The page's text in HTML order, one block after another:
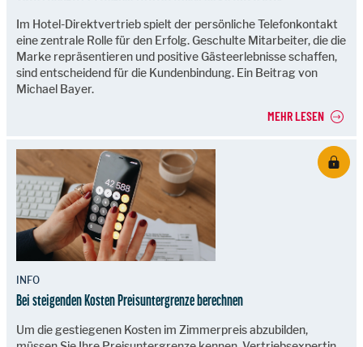
Im Hotel-Direktvertrieb spielt der persönliche Telefonkontakt
eine zentrale Rolle für den Erfolg. Geschulte Mitarbeiter, die die
Marke repräsentieren und positive Gästeerlebnisse schaffen,
sind entscheidend für die Kundenbindung. Ein Beitrag von
Michael Bayer.
MEHR LESEN
INFO
Bei steigenden Kosten Preisuntergrenze berechnen
Um die gestiegenen Kosten im Zimmerpreis abzubilden,